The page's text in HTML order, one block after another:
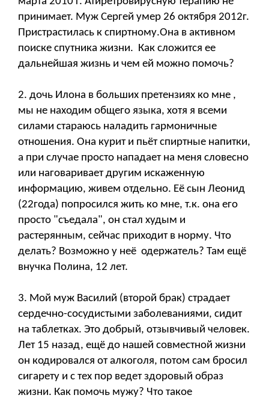
принимает. Муж Сергей умер 26 октября 2012г.
Пристрастилась к спиртному.Она в активном
поиске спутника жизни. Как сложится ее
дальнейшая жизнь и чем ей можно помочь?
2. дочь Илона в больших претензиях ко мне ,
мы не находим общего языка, хотя я всеми
силами стараюсь наладить гармоничные
отношения. Она курит и пьёт спиртные напитки,
а при случае просто нападает на меня словесно
или наговаривает другим искаженную
информацию, живем отдельно. Её сын Леонид
(22года) попросился жить ко мне, т.к. она его
просто "съедала", он стал худым и
растерянным, сейчас приходит в норму. Что
делать? Возможно у неё одержатель? Там ещё
внучка Полина, 12 лет.
3. Мой муж Василий (второй брак) страдает
сердечно-сосудистыми заболеваниями, сидит
на таблетках. Это добрый, отзывчивый человек.
Лет 15 назад, ещё до нашей совместной жизни
он кодировался от алкоголя, потом сам бросил
сигарету и с тех пор ведет здоровый образ
жизни. Как помочь мужу? Что такое